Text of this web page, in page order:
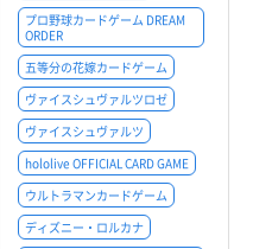
プロ野球カードゲーム DREAM
ORDER
五等分の花嫁カードゲーム
ヴァイスシュヴァルツロゼ
ヴァイスシュヴァルツ
hololive OFFICIAL CARD GAME
ウルトラマンカードゲーム
ディズニー・ロルカナ